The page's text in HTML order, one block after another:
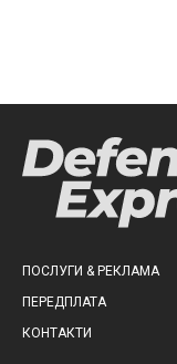
ПОСЛУГИ & РЕКЛАМА
ПЕРЕДПЛАТА
КОНТАКТИ